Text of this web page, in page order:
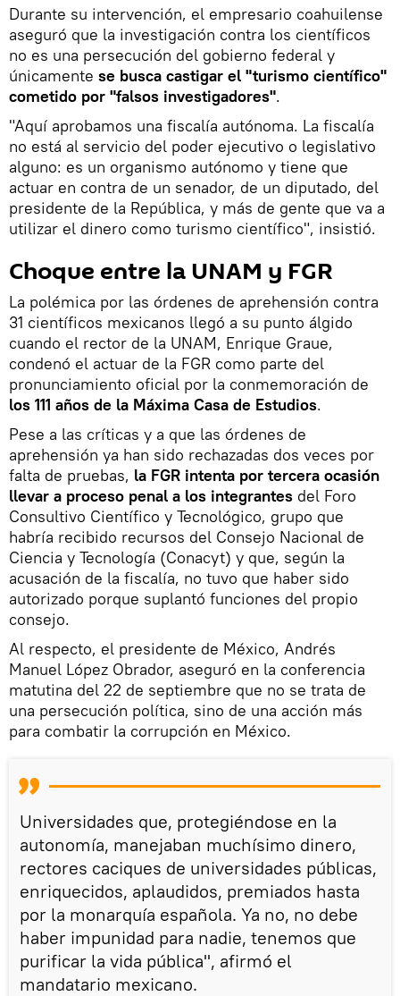
Durante su intervención, el empresario coahuilense
aseguró que la investigación contra los científicos
no es una persecución del gobierno federal y
únicamente se busca castigar el "turismo científico"
cometido por "falsos investigadores".
"Aquí aprobamos una fiscalía autónoma. La fiscalía
no está al servicio del poder ejecutivo o legislativo
alguno: es un organismo autónomo y tiene que
actuar en contra de un senador, de un diputado, del
presidente de la República, y más de gente que va a
utilizar el dinero como turismo científico", insistió.
Choque entre la UNAM y FGR
La polémica por las órdenes de aprehensión contra
31 científicos mexicanos llegó a su punto álgido
cuando el rector de la UNAM, Enrique Graue,
condenó el actuar de la FGR como parte del
pronunciamiento oficial por la conmemoración de
los 111 años de la Máxima Casa de Estudios.
Pese a las críticas y a que las órdenes de
aprehensión ya han sido rechazadas dos veces por
falta de pruebas, la FGR intenta por tercera ocasión
llevar a proceso penal a los integrantes del Foro
Consultivo Científico y Tecnológico, grupo que
habría recibido recursos del Consejo Nacional de
Ciencia y Tecnología (Conacyt) y que, según la
acusación de la fiscalía, no tuvo que haber sido
autorizado porque suplantó funciones del propio
consejo.
Al respecto, el presidente de México, Andrés
Manuel López Obrador, aseguró en la conferencia
matutina del 22 de septiembre que no se trata de
una persecución política, sino de una acción más
para combatir la corrupción en México.
Universidades que, protegiéndose en la
autonomía, manejaban muchísimo dinero,
rectores caciques de universidades públicas,
enriquecidos, aplaudidos, premiados hasta
por la monarquía española. Ya no, no debe
haber impunidad para nadie, tenemos que
purificar la vida pública", afirmó el
mandatario mexicano.